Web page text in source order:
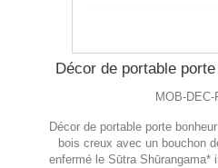
Décor de portable
MOB-DEC-
Décor de portable porte
bois creux avec un bouchon
enfermé le Sūtra Shūrangama*